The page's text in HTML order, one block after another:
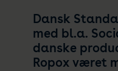
Dansk
med bl.a.
danske
Ropox været